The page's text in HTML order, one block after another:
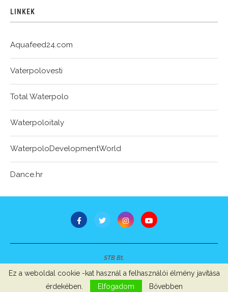
LINKEK
Aquafeed24.com
Vaterpolovesti
Total Waterpolo
Waterpoloitaly
WaterpoloDevelopmentWorld
Dance.hr
STB Bt.
Minden jog fenntartva © 2007-2022
Szerzői jogok, adatvédelem- Impresszum
Ez a weboldal cookie -kat használ a felhasználói élmény javítása
érdekében.
Elfogadom Bővebben